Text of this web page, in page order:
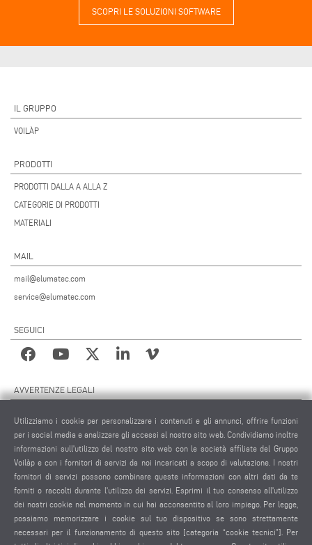
SCOPRI LE SOLUZIONI SOFTWARE
IL GRUPPO
VOILÀP
PRODOTTI
PRODOTTI DALLA A ALLA Z
CATEGORIE DI PRODOTTI
MATERIALI
MAIL
mail@elumatec.com
service@elumatec.com
SEGUICI
AVVERTENZE LEGALI
MATERIALE GRAFICO
PROTEZIONE DEI DATI
PROTEZIONE DEI DATI INTERNAZIONALE
CONTRATTO DI MANUTENZIONE REMOTA
IMPOSTAZIONE COOKIES
CODICE DI CONDOTTA DEI FORNITORI
Utilizziamo i cookie per personalizzare i contenuti e gli annunci, offrire funzioni
per i social media e analizzare gli accessi al nostro sito web. Condividiamo inoltre
informazioni sull'utilizzo del nostro sito web con le società affiliate del Gruppo
Voilàp e con i fornitori di servizi da noi incaricati a scopo di valutazione. I nostri
fornitori di servizi possono combinare queste informazioni con altri dati da te
forniti o raccolti durante l'utilizzo dei servizi. Esprimi il tuo consenso all'utilizzo
dei nostri cookie nel momento in cui hai acconsentito al loro impiego. Per legge,
possiamo memorizzare i cookie sul tuo dispositivo se sono strettamente
necessari per il funzionamento di questo sito [categoria “cookie tecnici”]. Per